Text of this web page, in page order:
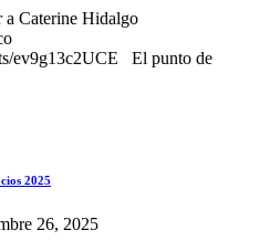
a Caterine Hidalgo
ev9g13c2UCE El punto de
2025
26, 2025